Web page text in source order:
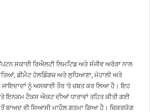
ਸਕਾਈ ਰਿਐਲਟੀ ਲਿਮਟਿਡ ਅਤੇ ਸੰਜੀਵ ਅਰੋੜਾ ਨਾਲ
ਡੀਮੈਟ ਹੋਲਡਿੰਗਜ਼ ਅਤੇ ਲੁਧਿਆਣਾ, ਮੋਹਾਲੀ ਅਤੇ
ਜਾਇਦਾਦਾਂ ਨੂੰ ਅਸਥਾਈ ਤੌਰ ‘ਤੇ ਜ਼ਬਤ ਕਰ ਲਿਆ ਹੈ। ਇਹ
ਇਨਕਮ ਟੈਕਸ ਐਕਟ ਦੀਆਂ ਧਾਰਾਵਾਂ ਤਹਿਤ ਕੀਤੀ ਗਈ
ਤੋਂ ਬਾਅਦ ਵੀ ਸਿਆਸੀ ਮਾਹੌਲ ਗਰਮਾ ਗਿਆ ਹੈ। ਜ਼ਿਕਰਯੋਗ